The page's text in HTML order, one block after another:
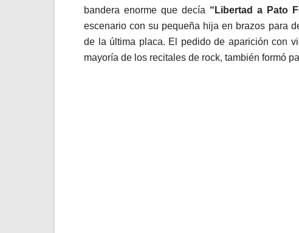
bandera enorme que decía “Libertad a Pato
escenario con su pequeña hija en brazos para
de la última placa. El pedido de aparición con
mayoría de los recitales de rock, también formó